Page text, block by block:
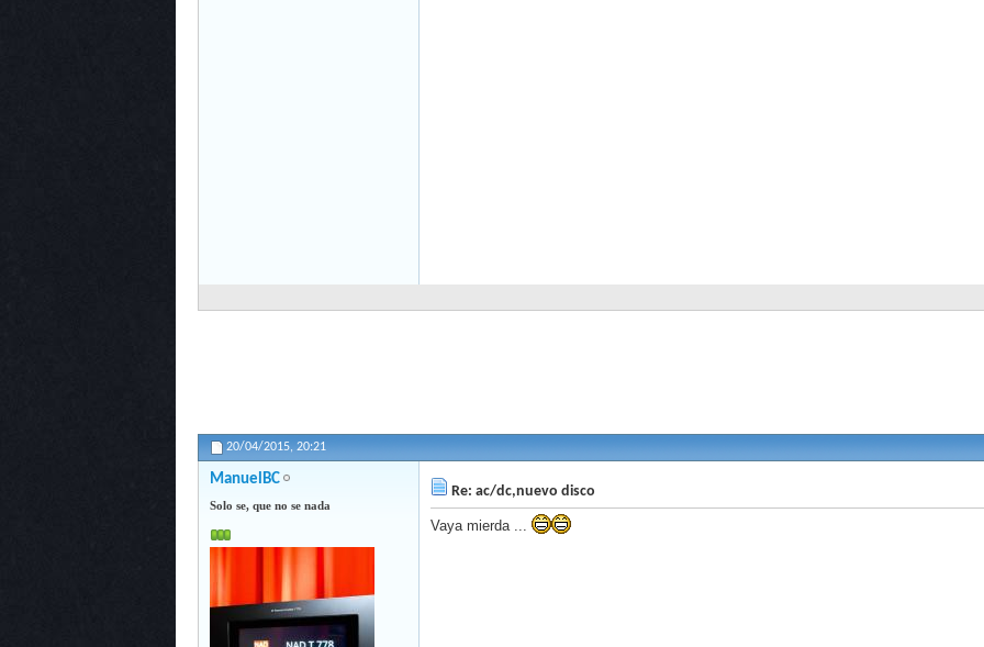
20/04/2015, 20:21
ManuelBC
Solo se, que no se nada
Re: ac/dc,nuevo disco
Vaya mierda ...